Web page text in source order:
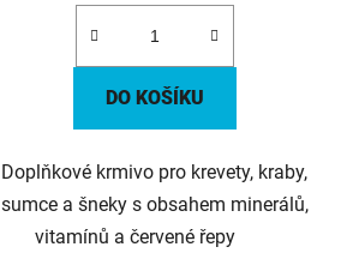
DO KOŠÍKU
Doplňkové krmivo pro krevety, kraby,
sumce a šneky s obsahem minerálů,
vitamínů a červené řepy